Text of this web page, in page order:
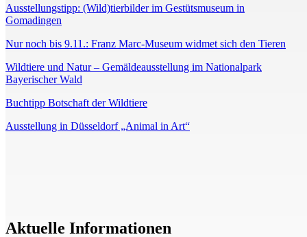
Ausstellungstipp: (Wild)tierbilder im Gestütsmuseum in
Gomadingen
Nur noch bis 9.11.: Franz Marc-Museum widmet sich den Tieren
Wildtiere und Natur – Gemäldeausstellung im Nationalpark
Bayerischer Wald
Buchtipp Botschaft der Wildtiere
Ausstellung in Düsseldorf „Animal in Art“
Aktuelle Informationen